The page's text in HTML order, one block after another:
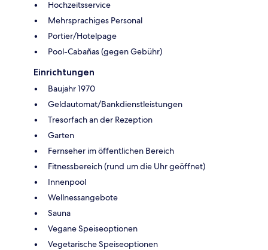
Hochzeitsservice
Mehrsprachiges Personal
Portier/Hotelpage
Pool-Cabañas (gegen Gebühr)
Einrichtungen
Baujahr 1970
Geldautomat/Bankdienstleistungen
Tresorfach an der Rezeption
Garten
Fernseher im öffentlichen Bereich
Fitnessbereich (rund um die Uhr geöffnet)
Innenpool
Wellnessangebote
Sauna
Vegane Speiseoptionen
Vegetarische Speiseoptionen